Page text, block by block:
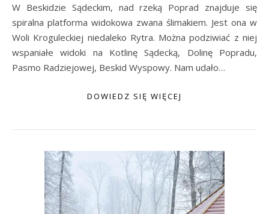
W Beskidzie Sądeckim, nad rzeką Poprad znajduje się
spiralna platforma widokowa zwana ślimakiem. Jest ona w
Woli Kroguleckiej niedaleko Rytra. Można podziwiać z niej
wspaniałe widoki na Kotlinę Sądecką, Dolinę Popradu,
Pasmo Radziejowej, Beskid Wyspowy. Nam udało…
DOWIEDZ SIĘ WIĘCEJ